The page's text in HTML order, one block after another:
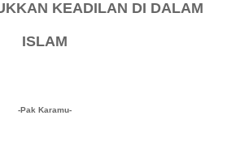
KEADILAN DI DALAM
ISLAM
-Pak Karamu-